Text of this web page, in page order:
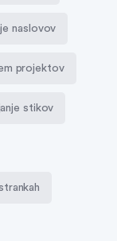
naslovov
projektov
stikov